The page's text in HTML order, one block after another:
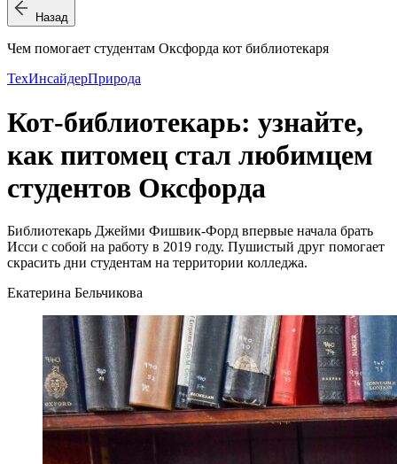
Назад
Чем помогает студентам Оксфорда кот библиотекаря
ТехИнсайдерПрирода
Кот-библиотекарь: узнайте,
как питомец стал любимцем
студентов Оксфорда
Библиотекарь Джейми Фишвик-Форд впервые начала брать
Исси с собой на работу в 2019 году. Пушистый друг помогает
скрасить дни студентам на территории колледжа.
Екатерина Бельчикова